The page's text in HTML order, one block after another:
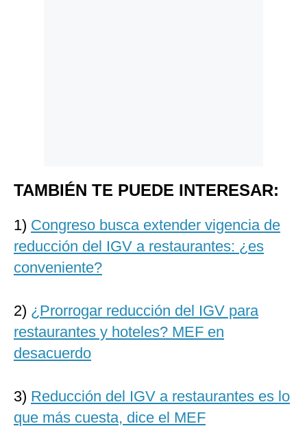
TAMBIÉN TE PUEDE INTERESAR:
1) Congreso busca extender vigencia de
reducción del IGV a restaurantes: ¿es
conveniente?
2) ¿Prorrogar reducción del IGV para
restaurantes y hoteles? MEF en
desacuerdo
3) Reducción del IGV a restaurantes es lo
que más cuesta, dice el MEF